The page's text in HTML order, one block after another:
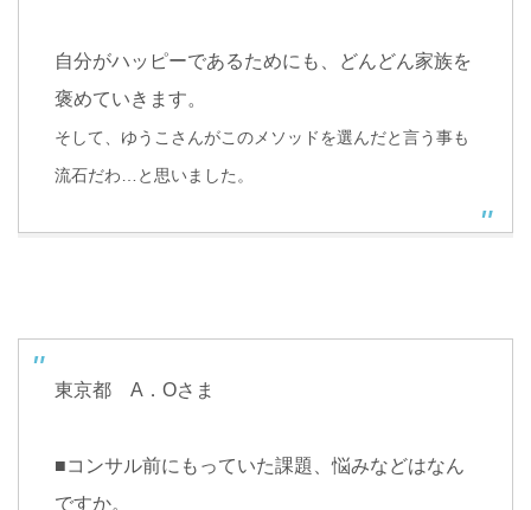
自分がハッピーであるためにも、どんどん家族を
褒めていきます。
そして、ゆうこさんがこのメソッドを選んだと言う事も
流石だわ
と思いました。
東京都 A ． Oさま
■コンサル前にもっていた課題、悩みなどはなん
ですか。